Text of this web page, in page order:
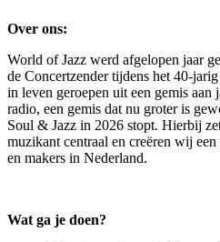
Over ons:
World of Jazz werd afgelopen jaar
de Concertzender tijdens het 40-
in leven geroepen uit een gemis
radio, een gemis dat nu groter is
Soul & Jazz in 2026 stopt. Hierbij
muzikant centraal en creëren wij
en makers in Nederland.
Wat ga je doen?